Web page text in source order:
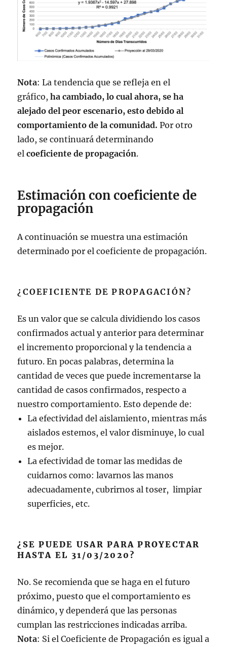
Nota: La tendencia que se refleja en el
gráfico,ha cambiado, lo cual ahora, se ha
alejado del peor escenario, esto debido al
comportamiento de la comunidad. Por otro
lado, se continuará determinando
elcoeficiente de propagación.
Estimación con coeficiente de
propagación
A continuación se muestra una estimación
determinado por el coeficiente de propagación.
¿COEFICIENTE DE PROPAGACIÓN?
Es un valor que se calcula dividiendo los casos
confirmados actual y anterior para determinar
el incremento proporcional y la tendencia a
futuro. En pocas palabras, determina la
cantidad de veces que puede incrementarse la
cantidad de casos confirmados, respecto a
nuestro comportamiento. Esto depende de:
La efectividad del aislamiento, mientras más
aislados estemos, el valor disminuye, lo cual
es mejor.
La efectividad de tomar las medidas de
cuidarnos como: lavarnos las manos
adecuadamente, cubrirnos al toser, limpiar
superficies, etc.
¿SE PUEDE USAR PARA PROYECTAR
HASTA EL 31/03/2020?
No. Se recomienda que se haga en el futuro
próximo, puesto que el comportamiento es
dinámico, y dependerá que las personas
cumplan las restricciones indicadas arriba.
Nota: Si el Coeficiente de Propagación es igual a